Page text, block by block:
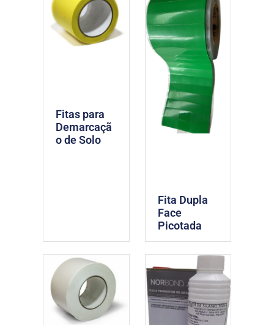
Fitas para
Demarcaçã
o de Solo
Fita Dupla
Face
Picotada